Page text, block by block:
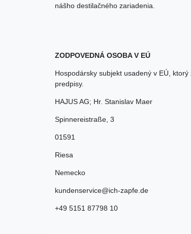
nášho destilačného zariadenia.
ZODPOVEDNÁ OSOBA V EÚ
Hospodársky subjekt usadený v EÚ,
predpisy.
HAJUS AG; Hr. Stanislav Maer
Spinnereistraße 3
01591
Riesa
Nemecko
kundenservice@ich-zapfe.de
+49 5151 87798 10